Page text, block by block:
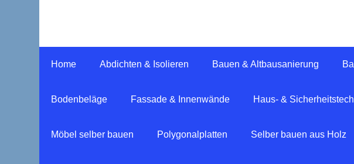
Home Abdichten & Isolieren Bauen & Altbausanierung
Bodenbeläge Fassade & Innenwände Haus- &
Möbel selber bauen Polygonalplatten Selber bauen aus Holz